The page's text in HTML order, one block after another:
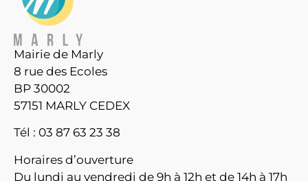
Mairie de Marly
8 rue des Ecoles
BP 30002
57151 MARLY CEDEX
Tél : 03 87 63 23 38
Horaires d’ouverture
Du lundi au vendredi de 9h à 12h et de 14h à 17h